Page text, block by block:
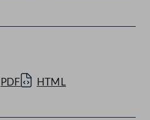
PDF HTML